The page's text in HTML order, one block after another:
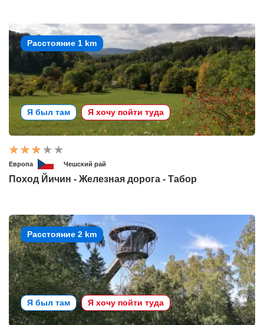
Расстояние 1 km
Я был там Я хочу пойти туда
Европа Чешский рай
Поход Йичин - Железная дорога - Табор
Расстояние 2 km
Я был там Я хочу пойти туда